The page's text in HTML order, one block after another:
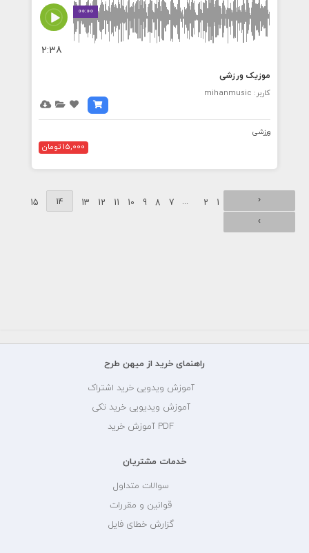
00:00
2:38
موزیک ورزشی
کاربر: mihanmusic
ورزشی
15,000 تومان
‹
1
2
...
7
8
9
10
11
12
13
14
15
›
راهنمای خرید از میهن طرح
آموزش ویدویی خرید اشتراک
آموزش ویدیویی خرید تکی
PDF آموزش خرید
خدمات مشتریان
سوالات متداول
قوانین و مقررات
گزارش خطای فایل